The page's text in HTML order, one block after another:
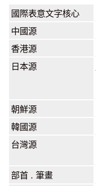
國際表意文字核心
中國源
香港源
日本源
朝鮮源
韓國源
台灣源
部首 . 筆畫